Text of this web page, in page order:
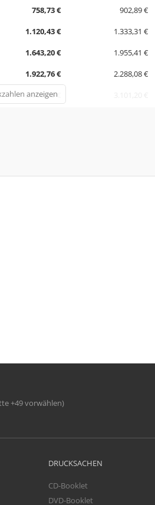
758,73 € 902,89 €
1.120,43 € 1.333,31 €
1.643,20 € 1.955,41 €
1.922,76 € 2.288,08 €
2.606,05 €
anzeigen
+49 vorwählen)
DRUCKSACHEN
CD-Booklet
DVD-Booklet